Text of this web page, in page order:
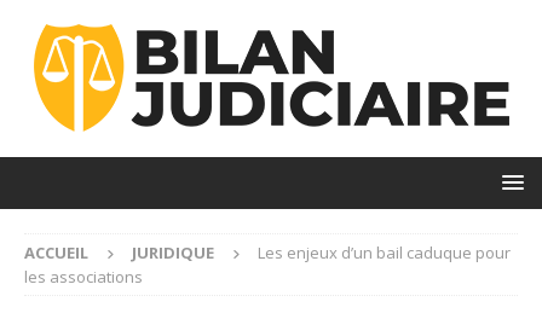
ACCUEIL JURIDIQUE
Les enjeux d’un bail caduque pour
les associations